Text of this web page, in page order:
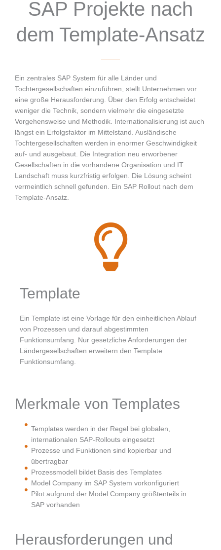
SAP Projekte nach
dem Template-Ansatz
Ein zentrales SAP System für alle Länder und
Tochtergesellschaften einzuführen, stellt Unternehmen vor
eine große Herausforderung. Über den Erfolg entscheidet
weniger die Technik, sondern vielmehr die eingesetzte
Vorgehensweise und Methodik. Internationalisierung ist auch
längst ein Erfolgsfaktor im Mittelstand. Ausländische
Tochtergesellschaften werden in enormer Geschwindigkeit
auf- und ausgebaut. Die Integration neu erworbener
Gesellschaften in die vorhandene Organisation und IT
Landschaft muss kurzfristig erfolgen. Die Lösung scheint
vermeintlich schnell gefunden. Ein SAP Rollout nach dem
Template-Ansatz.
Template
Ein Template ist eine Vorlage für den einheitlichen Ablauf
von Prozessen und darauf abgestimmten
Funktionsumfang. Nur gesetzliche Anforderungen der
Ländergesellschaften erweitern den Template
Funktionsumfang.
Merkmale von Templates
Templates werden in der Regel bei globalen,
internationalen SAP-Rollouts eingesetzt
Prozesse und Funktionen sind kopierbar und
übertragbar
Prozessmodell bildet Basis des Templates
Model Company im SAP System vorkonfiguriert
Pilot aufgrund der Model Company größtenteils in
SAP vorhanden
Herausforderungen und